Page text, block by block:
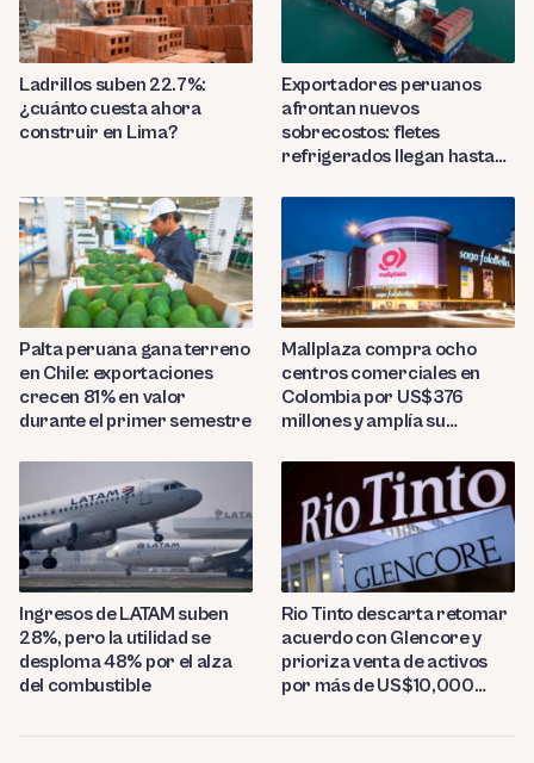
Ladrillos suben 22.7%:
¿cuánto cuesta ahora
construir en Lima?
Exportadores peruanos
afrontan nuevos
sobrecostos: fletes
refrigerados llegan hasta
Palta peruana gana terreno
en Chile: exportaciones
crecen 81% en valor
durante el primer semestre
Mallplaza compra ocho
centros comerciales en
Colombia por US$376
millones y amplía su
Ingresos de LATAM suben
28%, pero la utilidad se
desploma 48% por el alza
del combustible
Rio Tinto descarta retomar
acuerdo con Glencore y
prioriza venta de activos
por más de US$10,000